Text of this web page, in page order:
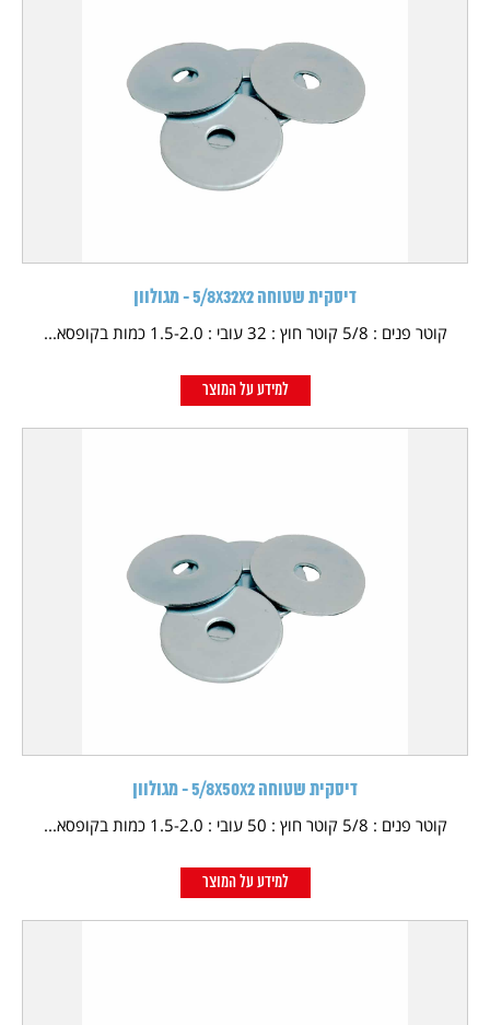
דיסקית שטוחה 5/8X32X2 - מגולוון
קוטר פנים : 5/8 קוטר חוץ : 32 עובי : 1.5-2.0 כמות בקופסא...
למידע על המוצר
דיסקית שטוחה 5/8X50X2 - מגולוון
קוטר פנים : 5/8 קוטר חוץ : 50 עובי : 1.5-2.0 כמות בקופסא...
למידע על המוצר